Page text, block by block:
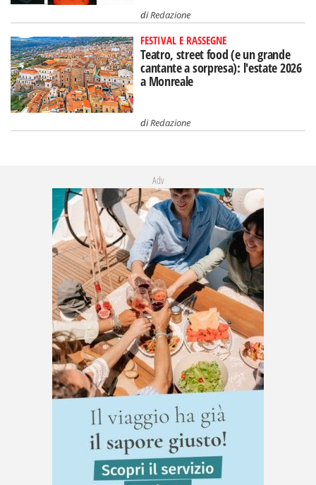
diRedazione
FESTIVAL E RASSEGNE
Teatro, street food (e un grande
cantante a sorpresa): l'estate 2026
a Monreale
diRedazione
Adv